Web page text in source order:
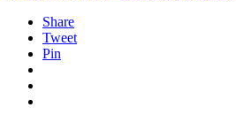
Share
Tweet
Pin